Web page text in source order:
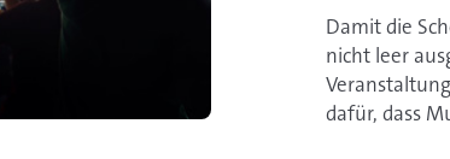
Damit die
nicht leer
dafür, dass